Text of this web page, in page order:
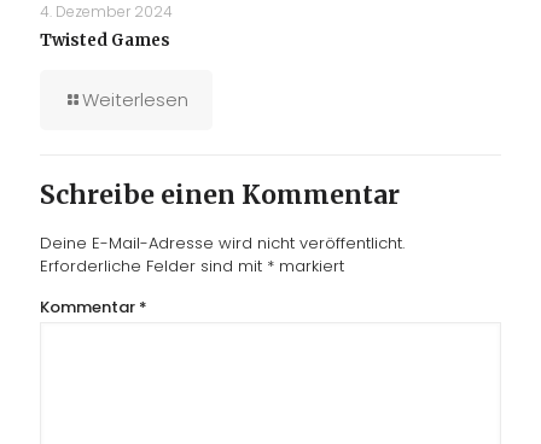
4. Dezember 2024
Twisted Games
Weiterlesen
Schreibe einen Kommentar
Deine E-Mail-Adresse wird nicht veröffentlicht.
Erforderliche Felder sind mit * markiert
Kommentar *